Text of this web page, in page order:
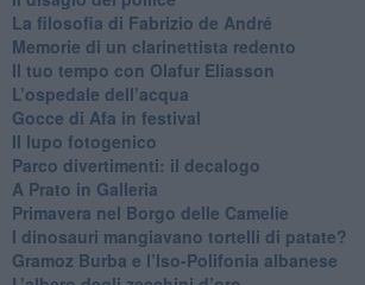
​La filosofia di Fabrizio de André
Memorie di un clarinettista redento
​Il tuo tempo con Olafur Eliasson
​L’ospedale dell’acqua
​Gocce di Afa in festival
​Il lupo fotogenico
​Parco divertimenti: il decalogo
​A Prato in Galleria
​Primavera nel Borgo delle Camelie
I dinosauri mangiavano tortelli di patate?
​Gramoz Burba e l’Iso-Polifonia albanese